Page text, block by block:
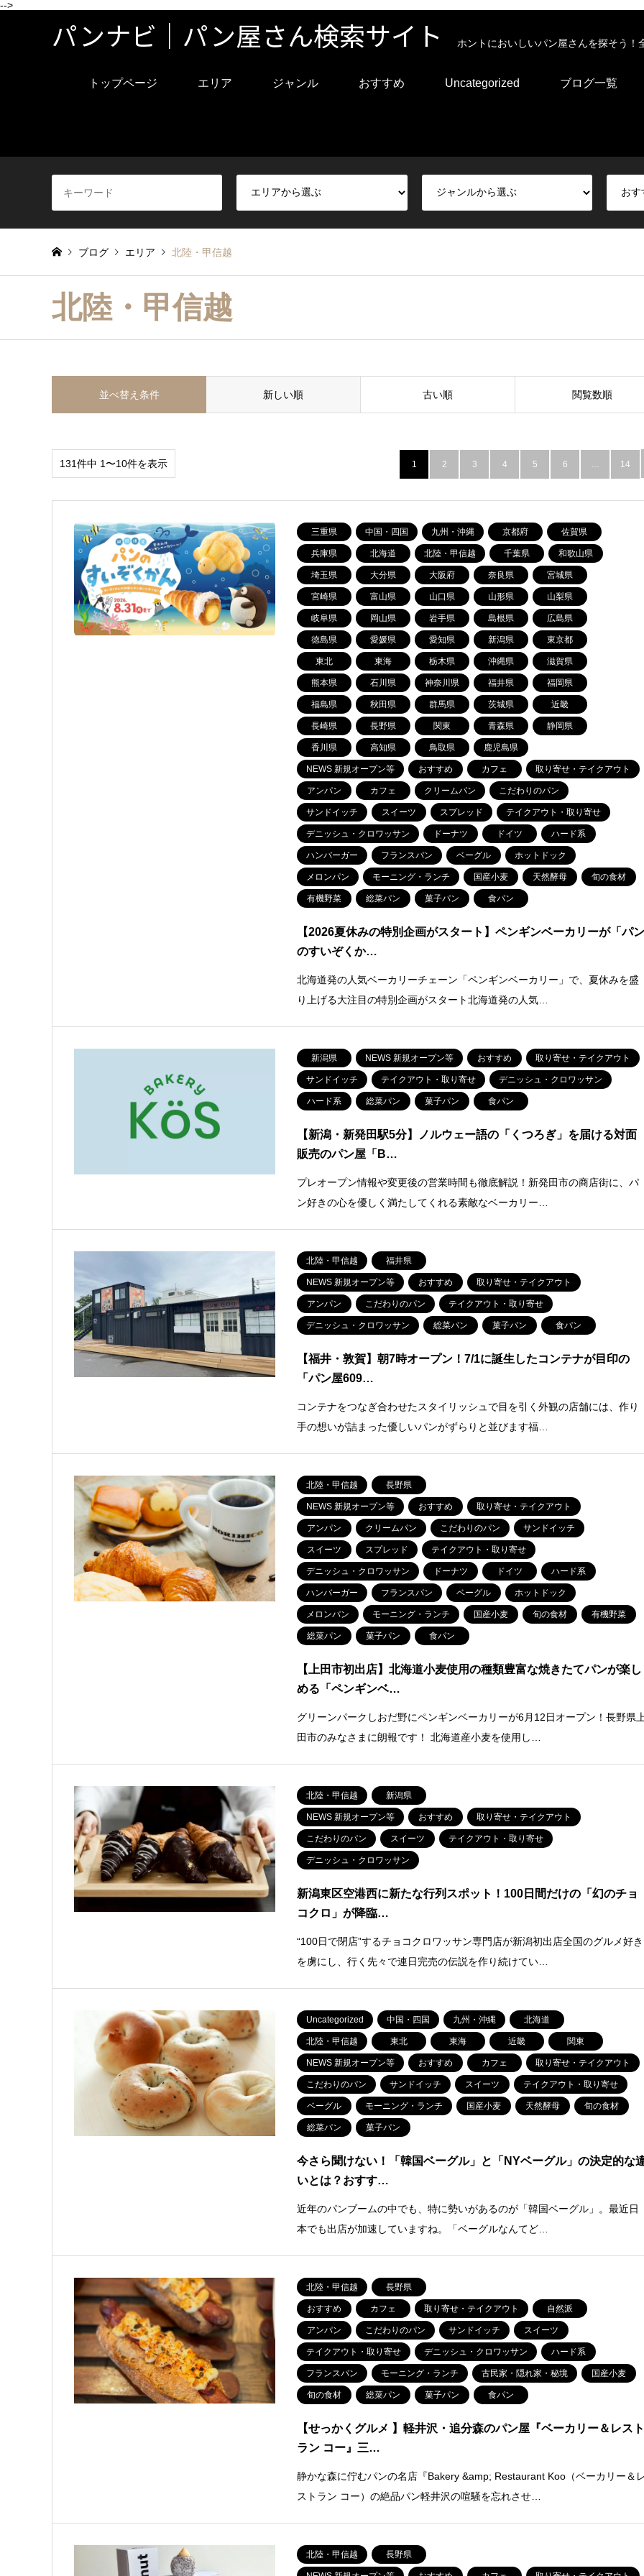
-->
パンナビ｜パン屋さん検索サイト ホントにおいしいパン屋さんを探そう
トップページ エリア ジャンル おすすめ Uncategorized ブログ一覧
ブログ エリア 北陸・甲信越
北陸・甲信越
並べ替え条件 新しい順 古い順 閲覧数順
131件中 1〜10件を表示 1 2 3 4 5 6 … 14
三重県 中国・四国 九州・沖縄 京都府 佐賀県
兵庫県 北海道 北陸・甲信越 千葉県 和歌山県
埼玉県 大分県 大阪府 奈良県 宮城県
宮崎県 富山県 山口県 山形県 山梨県
岐阜県 岡山県 岩手県 島根県 広島県
徳島県 愛媛県 愛知県 新潟県 東京都
東北 東海 栃木県 沖縄県 滋賀県
熊本県 石川県 神奈川県 福井県 福岡県
福島県 秋田県 群馬県 茨城県 近畿
長崎県 長野県 関東 青森県 静岡県
香川県 高知県 鳥取県 鹿児島県
NEWS 新規オープン等 おすすめ カフェ 取り寄せ・テイクアウト
アンパン カフェ クリームパン こだわりのパン
サンドイッチ スイーツ スプレッド テイクアウト・取り寄せ
デニッシュ・クロワッサン ドーナツ ドイツ ハード系
ハンバーガー フランスパン ベーグル ホットドック
メロンパン モーニング・ランチ 国産小麦 天然酵母 旬の食材
有機野菜 総菜パン 菓子パン 食パン
【2026夏休みの特別企画がスタート】ペンギンベーカリーが「パ
のすいぞくか…
北海道発の人気ベーカリーチェーン「ペンギンベーカリー」で、夏休みを盛
り上げる大注目の特別企画がスタート北海道発の人気…
新潟県 NEWS 新規オープン等 おすすめ 取り寄せ・テイクアウト
サンドイッチ テイクアウト・取り寄せ デニッシュ・クロワッサン
ハード系 総菜パン 菓子パン 食パン
【新潟・新発田駅5分】ノルウェー語の「くつろぎ」を届ける対面
販売のパン屋「B…
プレオープン情報や変更後の営業時間も徹底解説！新発田市の商店街に、パ
ン好きの心を優しく満たしてくれる素敵なベーカリー…
北陸・甲信越 福井県
NEWS 新規オープン等 おすすめ 取り寄せ・テイクアウト
アンパン こだわりのパン テイクアウト・取り寄せ
デニッシュ・クロワッサン 総菜パン 菓子パン 食パン
【福井・敦賀】朝7時オープン！7/1に誕生したコンテナが目印の
「パン屋609…
コンテナをつなぎ合わせたスタイリッシュで目を引く外観の店舗には、作り
手の想いが詰まった優しいパンがずらりと並びます福…
北陸・甲信越 長野県
NEWS 新規オープン等 おすすめ 取り寄せ・テイクアウト
アンパン クリームパン こだわりのパン サンドイッチ
スイーツ スプレッド テイクアウト・取り寄せ
デニッシュ・クロワッサン ドーナツ ドイツ ハード系
ハンバーガー フランスパン ベーグル ホットドック
メロンパン モーニング・ランチ 国産小麦 旬の食材 有機野菜
総菜パン 菓子パン 食パン
【上田市初出店】北海道小麦使用の種類豊富な焼きたてパンが楽し
める「ペンギンベ…
グリーンパークしおだ野にペンギンベーカリーが6月12日オープン！長野県
田市のみなさまに朗報です！ 北海道産小麦を使用し…
北陸・甲信越 新潟県
NEWS 新規オープン等 おすすめ 取り寄せ・テイクアウト
こだわりのパン スイーツ テイクアウト・取り寄せ
デニッシュ・クロワッサン
新潟東区空港西に新たな行列スポット！100日間だけの「幻のチョ
コクロ」が降臨…
“100日で閉店”するチョコクロワッサン専門店が新潟初出店全国のグルメ好き
を虜にし、行く先々で連日完売の伝説を作り続けてい…
Uncategorized 中国・四国 九州・沖縄 北海道
北陸・甲信越 東北 東海 近畿 関東
NEWS 新規オープン等 おすすめ カフェ 取り寄せ・テイクアウト
こだわりのパン サンドイッチ スイーツ テイクアウト・取り寄せ
ベーグル モーニング・ランチ 国産小麦 天然酵母 旬の食材
総菜パン 菓子パン
今さら聞けない！「韓国ベーグル」と「NYベーグル」の決定的な
いとは？おすす…
近年のパンブームの中でも、特に勢いがあるのが「韓国ベーグル」。最近日
本でも出店が加速していますね。「ベーグルなんてど…
北陸・甲信越 長野県
おすすめ カフェ 取り寄せ・テイクアウト 自然派
アンパン こだわりのパン サンドイッチ スイーツ
テイクアウト・取り寄せ デニッシュ・クロワッサン ハード系
フランスパン モーニング・ランチ 古民家・隠れ家・秘境 国産小麦
旬の食材 総菜パン 菓子パン 食パン
【せっかくグルメ 】軽井沢・追分森のパン屋『ベーカリー＆レス
ラン コー』三…
静かな森に佇むパンの名店『Bakery &amp; Restaurant Koo（ベーカリー＆
ストラン コー）の絶品パン軽井沢の喧騒を忘れさせ…
北陸・甲信越 長野県